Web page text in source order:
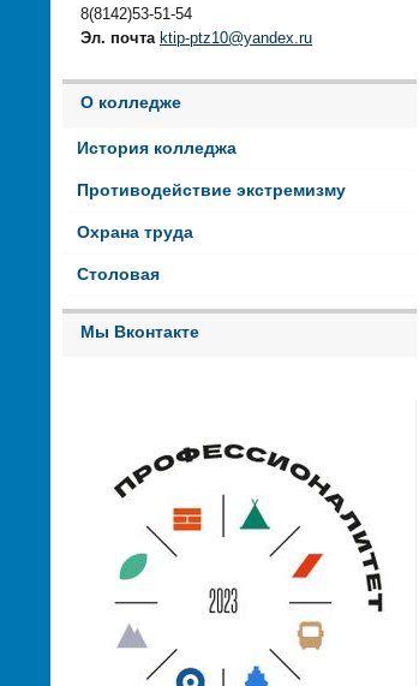
8(8142)53-51-54
Эл. почта ktip-ptz10@yandex.ru
О колледже
История колледжа
Противодействие экстремизму
Охрана труда
Столовая
Мы Вконтакте